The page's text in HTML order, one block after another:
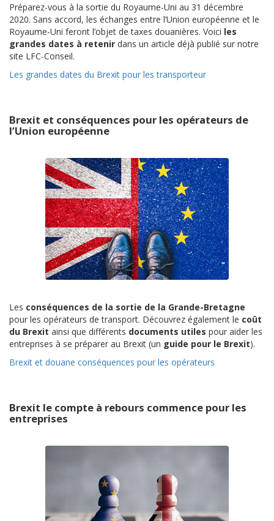
Préparez-vous à la sortie du Royaume-Uni au 31 décembre
2020. Sans accord, les échanges entre l’Union européenne et le
Royaume-Uni feront l’objet de taxes douanières. Voici les
grandes dates à retenir dans un article déjà publié sur notre
site LFC-Conseil.
Les grandes dates du Brexit pour les transporteur
Brexit et conséquences pour les opérateurs de
l’Union européenne
Les conséquences de la sortie de la Grande-Bretagne
pour les opérateurs de transport. Découvrez également le coût
du Brexit ainsi que différents documents utiles pour aider les
entreprises à se préparer au Brexit (un guide pour le Brexit).
Brexit et douane conséquences pour les opérateurs
Brexit le compte à rebours commence pour les
entreprises